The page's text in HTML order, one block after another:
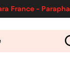
France -